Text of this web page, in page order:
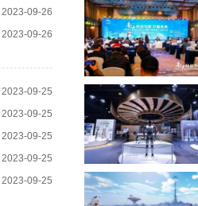
2023-09-26
2023-09-26
2023-09-25
2023-09-25
2023-09-25
2023-09-25
2023-09-25